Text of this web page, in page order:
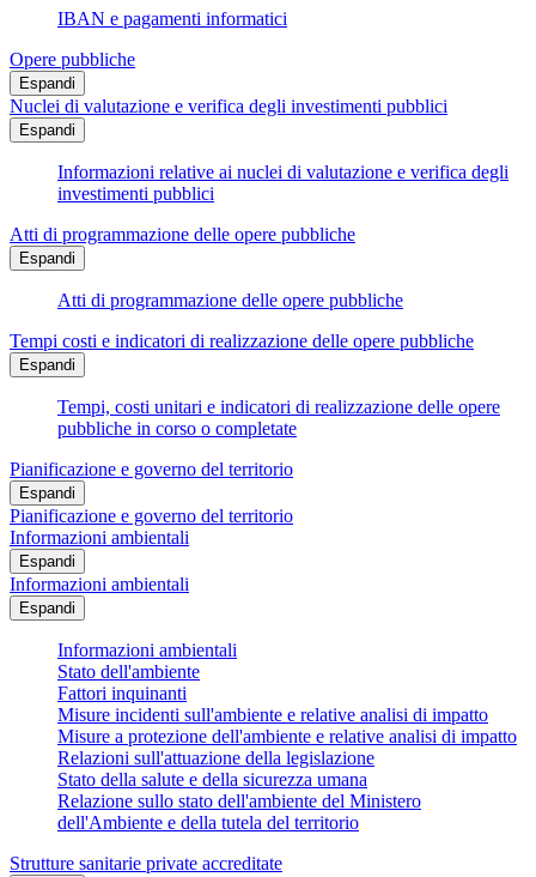
IBAN e pagamenti informatici
Opere pubbliche
Espandi
Nuclei di valutazione e verifica degli investimenti pubblici
Espandi
Informazioni relative ai nuclei di valutazione e verifica degli
investimenti pubblici
Atti di programmazione delle opere pubbliche
Espandi
Atti di programmazione delle opere pubbliche
Tempi costi e indicatori di realizzazione delle opere pubbliche
Espandi
Tempi, costi unitari e indicatori di realizzazione delle opere
pubbliche in corso o completate
Pianificazione e governo del territorio
Espandi
Pianificazione e governo del territorio
Informazioni ambientali
Espandi
Informazioni ambientali
Espandi
Informazioni ambientali
Stato dell'ambiente
Fattori inquinanti
Misure incidenti sull'ambiente e relative analisi di impatto
Misure a protezione dell'ambiente e relative analisi di impatto
Relazioni sull'attuazione della legislazione
Stato della salute e della sicurezza umana
Relazione sullo stato dell'ambiente del Ministero
dell'Ambiente e della tutela del territorio
Strutture sanitarie private accreditate